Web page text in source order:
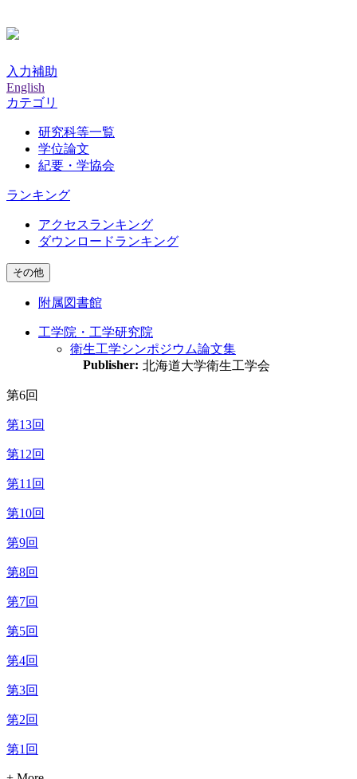
入力補助
English
カテゴリ
研究科等一覧
学位論文
紀要・学協会
ランキング
アクセスランキング
ダウンロードランキング
その他
附属図書館
工学院・工学研究院
衛生工学シンポジウム論文集
Publisher: 北海道大学衛生工学会
第6回
第13回
第12回
第11回
第10回
第9回
第8回
第7回
第5回
第4回
第3回
第2回
第1回